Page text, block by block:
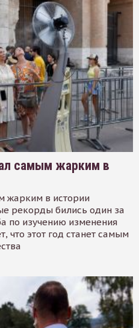
самым жарким в
жарким в истории
рекорды бились один за
по изучению изменения
что этот год станет самым